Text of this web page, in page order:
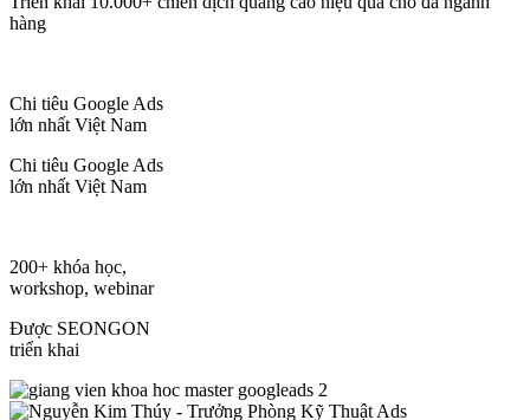
hàng
Chi tiêu Google Ads
lớn nhất Việt Nam
Chi tiêu Google Ads
lớn nhất Việt Nam
200+ khóa học,
workshop, webinar
Được SEONGON
triển khai